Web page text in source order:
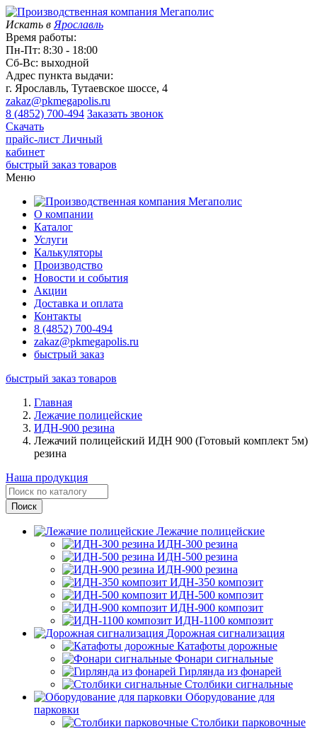
Искать в Ярославль
Время работы:
Пн-Пт: 8:30 - 18:00
Сб-Вс: выходной
Адрес пункта выдачи:
г. Ярославль, Тутаевское шоссе, 4
zakaz@pkmegapolis.ru
8 (4852) 700-494 Заказать звонок
Скачать
прайс-лист Личный
кабинет
быстрый заказ товаров
Меню
О компании
Каталог
Услуги
Калькуляторы
Производство
Новости и события
Акции
Доставка и оплата
Контакты
8 (4852) 700-494
zakaz@pkmegapolis.ru
быстрый заказ
быстрый заказ товаров
Главная
Лежачие полицейские
ИДН-900 резина
Лежачий полицейский ИДН 900 (Готовый комплект 5м)
резина
Наша продукция
Лежачие полицейские
ИДН-300 резина
ИДН-500 резина
ИДН-900 резина
ИДН-350 композит
ИДН-500 композит
ИДН-900 композит
ИДН-1100 композит
Дорожная сигнализация
Катафоты дорожные
Фонари сигнальные
Гирлянда из фонарей
Столбики сигнальные
Оборудование для
парковки
Столбики парковочные